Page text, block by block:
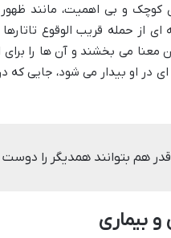
کوچک و بی اهمیت، مانند
ای از حمله قریب الوقوع
معنا می بخشند و آن ها را
در او بیدار می شود، جایی که
هم بتوانند همدیگر را
و بیماری